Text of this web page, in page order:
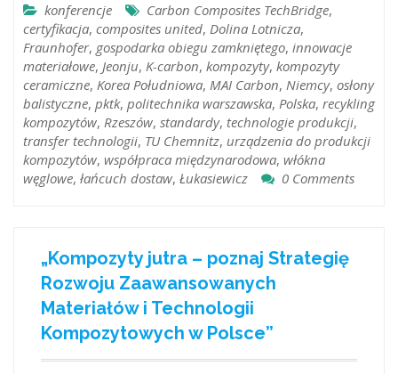
konferencje Carbon Composites TechBridge,
certyfikacja, composites united, Dolina Lotnicza,
Fraunhofer, gospodarka obiegu zamkniętego, innowacje
materiałowe, Jeonju, K-carbon, kompozyty, kompozyty
ceramiczne, Korea Południowa, MAI Carbon, Niemcy, osłony
balistyczne, pktk, politechnika warszawska, Polska, recykling
kompozytów, Rzeszów, standardy, technologie produkcji,
transfer technologii, TU Chemnitz, urządzenia do produkcji
kompozytów, współpraca międzynarodowa, włókna
węglowe, łańcuch dostaw, Łukasiewicz 0 Comments
„Kompozyty jutra – poznaj Strategię
Rozwoju Zaawansowanych
Materiałów i Technologii
Kompozytowych w Polsce”